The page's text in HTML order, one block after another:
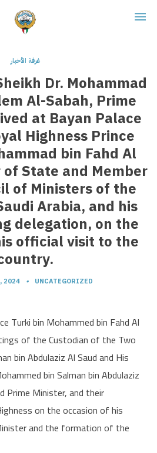
غرفة الأخبار
Dr. Mohammad
Al-Sabah, Prime
at Bayan Palace
Highness Prince
bin Fahd Al
State and Member
of Ministers of the
Arabia, and his
delegation, on the
official visit to the
2024 • UNCATEGORIZED
of the Custodian of the Two
bin Abdulaziz Al Saud and His
bin Salman bin Abdulaziz
Prime Minister, and their
on the occasion of his
and the formation of the